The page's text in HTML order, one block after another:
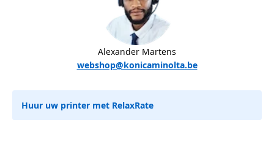
Alexander Martens
webshop@konicaminolta.be
Huur uw printer met RelaxRate